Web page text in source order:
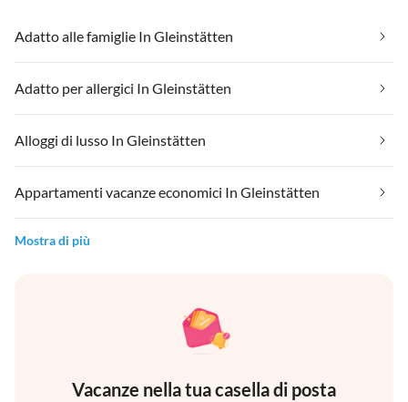
Adatto alle famiglie In Gleinstätten
Adatto per allergici In Gleinstätten
Alloggi di lusso In Gleinstätten
Appartamenti vacanze economici In Gleinstätten
Mostra di più
Vacanze nella tua casella di posta